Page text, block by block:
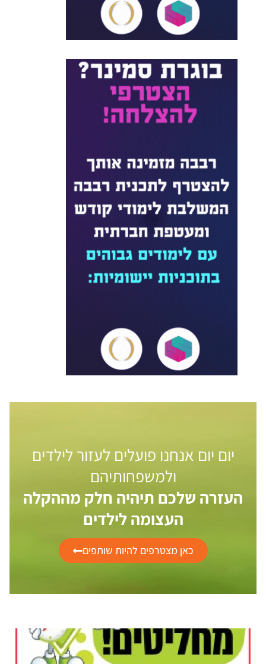
יום יום אנחנו פועלים לעזור לילדים
ולמשפחותיהם
העזרה שלכם תיהיה חלק מההקלה
העצומה לילדים
כאן מצטרפים להיות שותפים